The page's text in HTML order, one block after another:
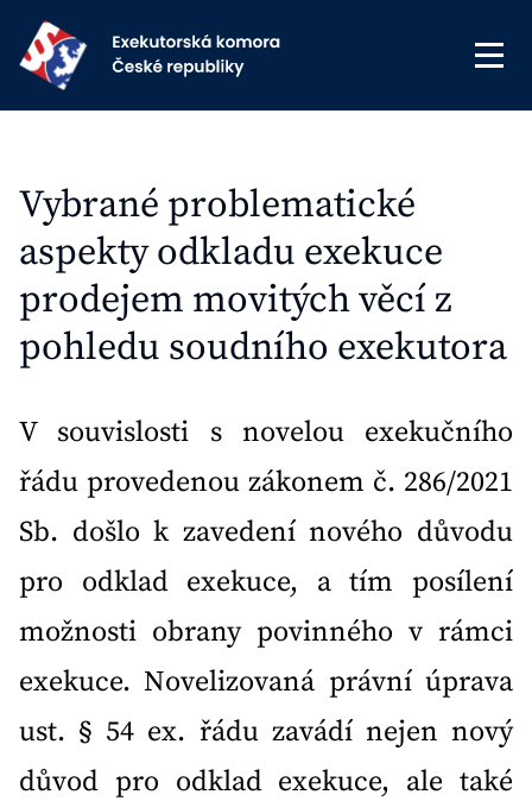
Vybrané problematické
aspekty odkladu exekuce
prodejem movitých věcí z
pohledu soudního exekutora
V souvislosti s novelou exekučního
řádu provedenou zákonem č. 286/2021
Sb. došlo k zavedení nového důvodu
pro odklad exekuce, a tím posílení
možnosti obrany povinného v rámci
exekuce. Novelizovaná právní úprava
ust. § 54 ex. řádu zavádí nejen nový
důvod pro odklad exekuce, ale také